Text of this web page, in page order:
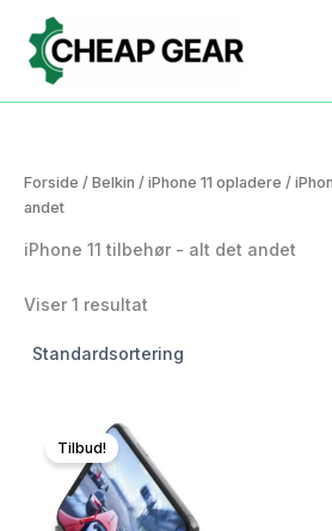
indholdet
Forside / Belkin / iPhone 11 opladere /
andet
iPhone 11 tilbehør - alt det andet
Viser 1 resultat
Tilbud!